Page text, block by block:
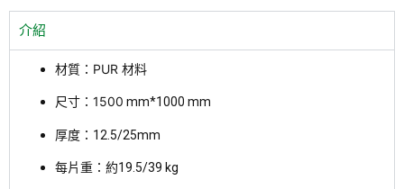
介紹
材質： PUR 材料
尺寸：1500 mm*1000 mm
厚度： 12.5/25mm
每片重：約19.5/39 kg